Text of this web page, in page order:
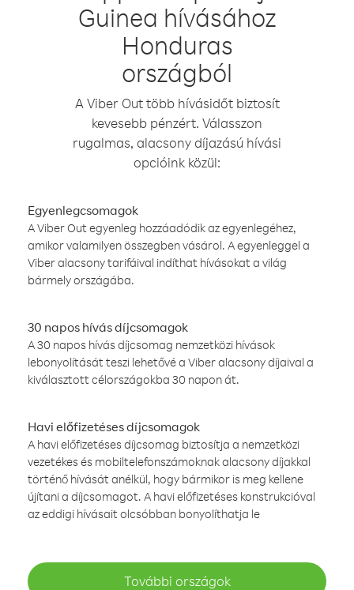
Guinea hívásához
Honduras
országból
A Viber Out több hívásidőt biztosít
kevesebb pénzért. Válasszon
rugalmas, alacsony díjazású hívási
opcióink közül:
Egyenlegcsomagok
A Viber Out egyenleg hozzáadódik az egyenlegéhez,
amikor valamilyen összegben vásárol. A egyenleggel a
Viber alacsony tarifáival indíthat hívásokat a világ
bármely országába.
30 napos hívás díjcsomagok
A 30 napos hívás díjcsomag nemzetközi hívások
lebonyolítását teszi lehetővé a Viber alacsony díjaival a
kiválasztott célországokba 30 napon át.
Havi előfizetéses díjcsomagok
A havi előfizetéses díjcsomag biztosítja a nemzetközi
vezetékes és mobiltelefonszámoknak alacsony díjakkal
történő hívását anélkül, hogy bármikor is meg kellene
újítani a díjcsomagot. A havi előfizetéses konstrukcióval
az eddigi hívásait olcsóbban bonyolíthatja le
További országok